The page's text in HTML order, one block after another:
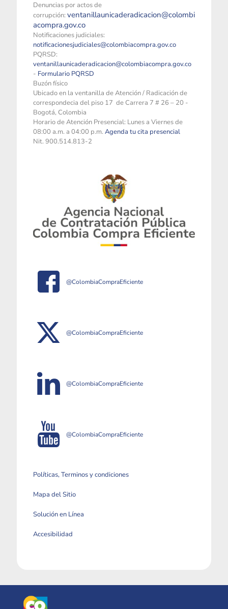
Denuncias por actos de
corrupción: ventanillaunicaderadicacion@colombi
acompra.gov.co
Notificaciones judiciales:
notificacionesjudiciales@colombiacompra.gov.co
PQRSD:
ventanillaunicaderadicacion@colombiacompra.gov.co
- Formulario PQRSD
Buzón físico
Ubicado en la ventanilla de Atención / Radicación de
correspondecia del piso 17 de Carrera 7 # 26 – 20 -
Bogotá, Colombia
Horario de Atención Presencial: Lunes a Viernes de
08:00 a.m. a 04:00 p.m. Agenda tu cita presencial
Nit. 900.514.813-2
@ColombiaCompraEficiente
@ColombiaCompraEficiente
@ColombiaCompraEficiente
@ColombiaCompraEficiente
Políticas, Terminos y condiciones
Mapa del Sitio
Solución en Línea
Accesibilidad